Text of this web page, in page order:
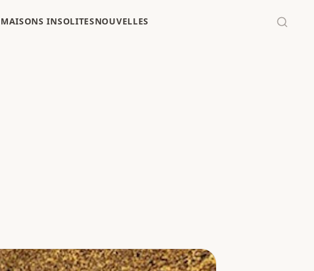
MAISONS INSOLITESNOUVELLES